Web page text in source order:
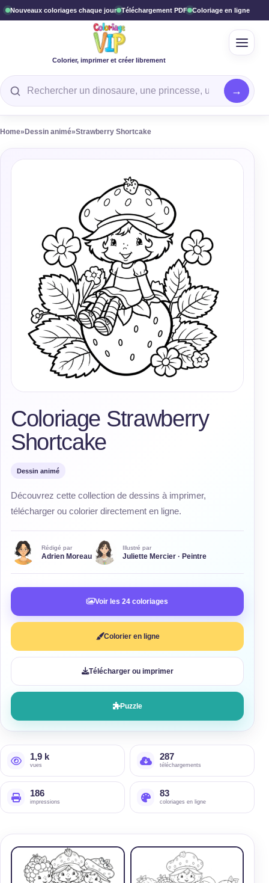
Nouveaux coloriages chaque jour Téléchargement PDF Coloriage en ligne
Colorier, imprimer et créer librement
Rechercher un coloriage
Home» Dessin animé»Strawberry Shortcake
Coloriage Strawberry
Shortcake
Dessin animé
Découvrez cette collection de dessins à imprimer,
télécharger ou colorier directement en ligne.
Rédigé par
Adrien Moreau
Illustré par
Juliette Mercier · Peintre
Voir les 24 coloriages
Colorier en ligne
Télécharger ou imprimer
Puzzle
1,9 k
vues
287
téléchargements
186
impressions
83
coloriages en ligne